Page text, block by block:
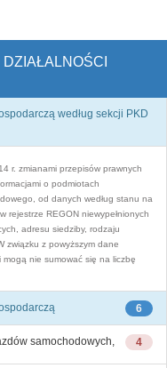
według sekcji PKD
r. zmianami przepisów prawnych
o podmiotach
od danych według stanu na
rejestrze REGON niewypełnionych
adresu siedziby, rodzaju
związku z powyższym dane
mogą nie sumować się na liczbę
6
4
samochodowych,